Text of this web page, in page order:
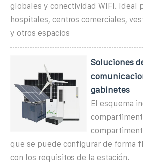
globales y conectividad WIFI. Ideal
hospitales, centros comerciales,
y otros espacios
Soluciones
gabinetes
El esquema
que se puede configurar de forma
con los requisitos de la estación.